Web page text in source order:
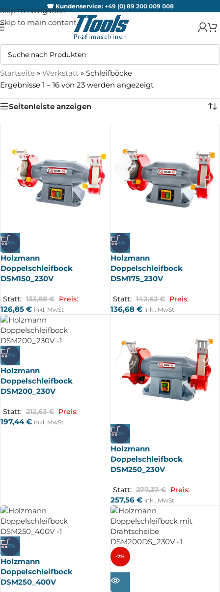
Skip to navigation
Skip to main content
☎ Kundenservice: +49 (0) 89 200 009 008
Startseite » Werkstatt » Schleifböcke
Ergebnisse 1 – 16 von 23 werden angezeigt
Seitenleiste anzeigen
-5%
Holzmann
Doppelschleifbock
DSM150_230V
Statt: 133,88€ Preis:
126,85 € inkl. MwSt
-4%
Holzmann
Doppelschleifbock
DSM175_230V
Statt: 142,62€ Preis:
136,68 € inkl. MwSt
-7%
Holzmann
Doppelschleifbock
DSM200_230V
Statt: 212,63€ Preis:
197,44€ inkl. MwSt
-7%
Holzmann
Doppelschleifbock
DSM250_230V
Statt: 277,37€ Preis:
257,56 € inkl. MwSt
-7%
Holzmann
Doppelschleifbock
DSM250_400V
-7%
AUSV
ERKA
UFT